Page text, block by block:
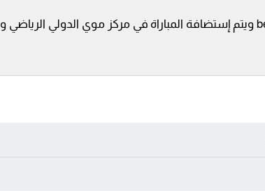
تنقل أحداث المباراة في الوطن العربي فضائيا على قناة beIN SPORTS XTRA 1 ويتم إستضافة المباراة في مركز موي الدولي الرياضي و